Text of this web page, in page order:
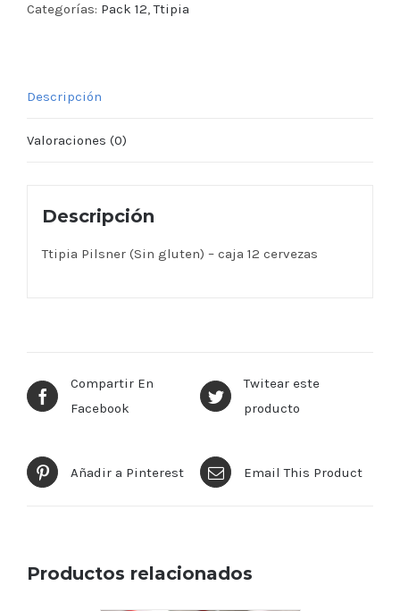
Categorías: Pack 12,Ttipia
Descripción
Valoraciones (0)
Descripción
Ttipia Pilsner (Sin gluten) – caja 12 cervezas
Compartir En
Facebook
Twitear este
producto
Añadir a Pinterest Email This Product
Productos relacionados